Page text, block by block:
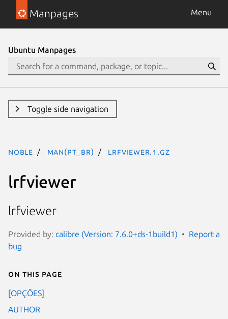
Manpages Menu
Ubuntu Manpages
Toggle side navigation
noble man(pt_BR) lrfviewer.1.gz
lrfviewer
lrfviewer
Provided by: calibre (Version: 7.6.0+ds-1build1)
Report a
bug
On this page
[OPÇÕES]
AUTHOR